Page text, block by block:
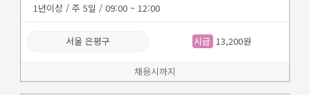
1년이상 / 주 5일 / 09:00 ~ 12:00
서울 은평구 시급 13,200원
채용시까지